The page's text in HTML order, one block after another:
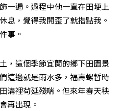
一遍。過程中他一直在田埂上
息，覺得我開歪了就指點我。
事。
，這個季節宜蘭的鄉下田園景
這邊就是雨水多，福壽螺暫時
溝裡茍延殘喘。但來年春天秧
再出現。